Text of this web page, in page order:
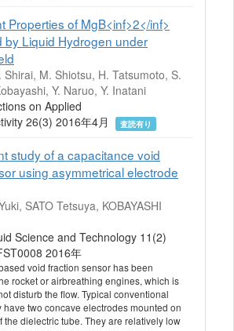
Properties of MgB<inf>2</inf>
by Liquid Hydrogen under
Shirai, M. Shiotsu, H. Tatsumoto, S.
Y. Naruo, Y. Inatani
on Applied
26(3) 2016年4月
査読有り
study of a capacitance void
using asymmetrical electrode
SATO Tetsuya, KOBAYASHI
Science and Technology 11(2)
2016年
void fraction sensor has been
rocket or airbreathing engines, which is
disturb the flow. Typical conventional
two concave electrodes mounted on
the dielectric tube. They are relatively low